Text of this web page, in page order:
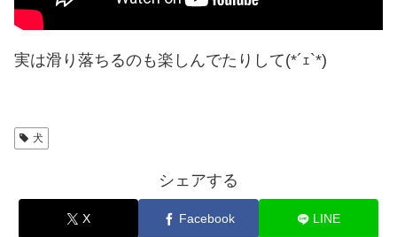
実は滑り落ちるのも楽しんでたりして(*´ｪ`*)
犬
シェアする
X Facebook LINE